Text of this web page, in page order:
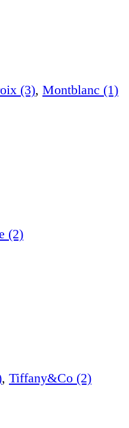
(3), Montblanc (1)
(2)
, Tiffany&Co (2)